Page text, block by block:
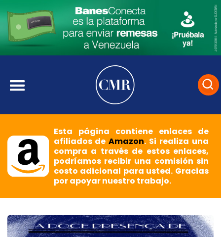
Esta página contiene enlaces de
afiliados deAmazon. Si realiza una
compra a través de estos enlaces,
podríamos recibir una comisión sin
costo adicional para usted. Gracias
por apoyar nuestro trabajo.